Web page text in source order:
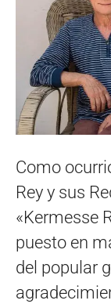
Como
Rey y sus
«Kermesse
puesto en
del popular